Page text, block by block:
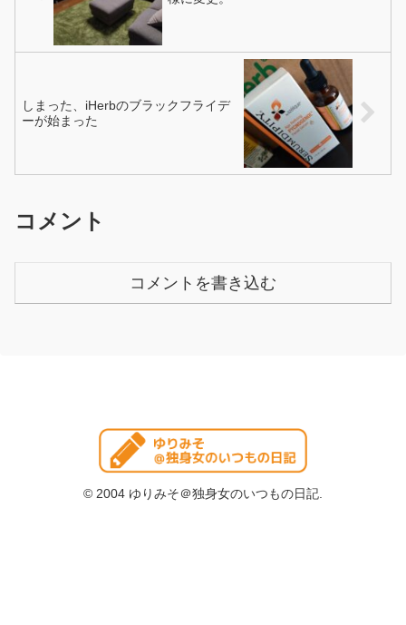
しまった、iHerbのブラックフライデ
ーが始まった
コメント
コメントを書き込む
© 2004 ゆりみそ＠独身女のいつもの日記.